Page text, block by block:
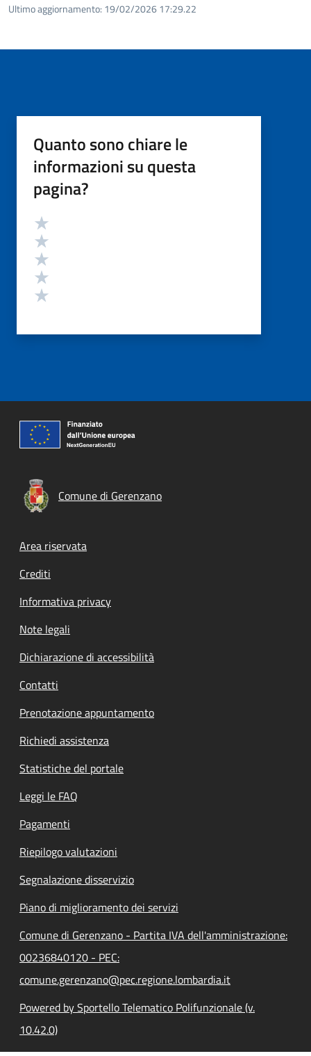
Ultimo aggiornamento: 19/02/2026 17:29.22
Quanto sono chiare le
informazioni su questa
pagina?
Valutazione
Comune di Gerenzano
Footer menu
Area riservata
Crediti
Informativa privacy
Note legali
Dichiarazione di accessibilità
Contatti
Prenotazione appuntamento
Richiedi assistenza
Statistiche del portale
Leggi le FAQ
Pagamenti
Riepilogo valutazioni
Segnalazione disservizio
Piano di miglioramento dei servizi
Comune di Gerenzano - Partita IVA dell'amministrazione:
00236840120 - PEC:
comune.gerenzano@pec.regione.lombardia.it
Powered by Sportello Telematico Polifunzionale (v.
10.42.0)